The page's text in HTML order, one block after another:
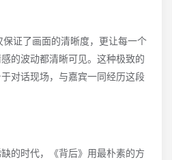
证了画面的清晰度，更让每一个
的波动都清晰可见。这种极致的
对话现场，与嘉宾一同经历这段
的时代，《背后》用最朴素的方